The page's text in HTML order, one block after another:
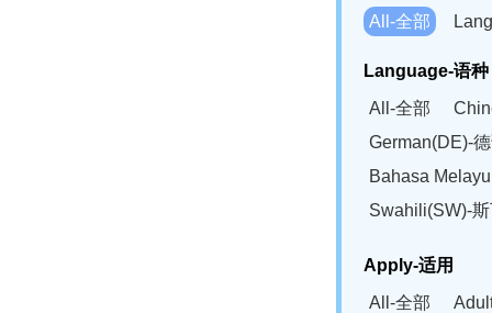
All-全部
Language-语种
All-全部
German(DE)-
Bahasa
Swahili(SW)-
Apply-适用
All-全部